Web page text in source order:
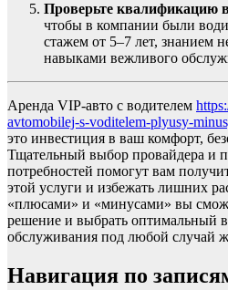
Проверьте квалификацию
чтобы в компании были
стажем от 5–7 лет, знанием
навыками вежливого
Аренда VIP-авто с водителем
avtomobilej-s-voditelem-plyusy-
это инвестиция в ваш комфорт,
Тщательный выбор провайдера и
потребностей помогут вам
этой услуги и избежать лишних
«плюсами» и «минусами» вы
решение и выбрать оптимальный
обслуживания под любой случай
Навигация по